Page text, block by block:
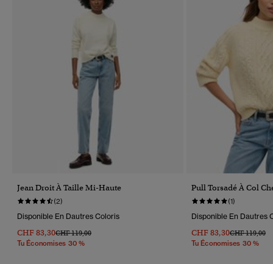
Jean Droit À Taille Mi-Haute
(2)
Disponible En Dautres Coloris
CHF 83,30Prix Réduit De
CHF 119,00À
Tu Économises 30 %
Pull Torsadé À Col
(1)
Disponible En Dautres
CHF 83,30Prix Réduit De
CHF 119,00À
Tu Économises 30 %